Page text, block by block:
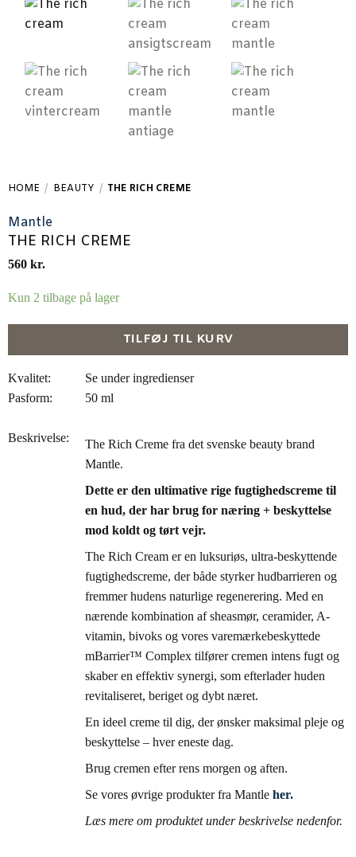
HOME / BEAUTY / THE RICH CREME
Mantle
THE RICH CREME
560 kr.
Kun 2 tilbage på lager
TILFØJ TIL KURV
Kvalitet:
Pasform:
Beskrivelse:
Se under ingredienser
50 ml
The Rich Creme fra det svenske beauty brand
Mantle.
Dette er den ultimative rige fugtighedscreme til
en hud, der har brug for næring + beskyttelse
mod koldt og tørt vejr.
The Rich Cream er en luksuriøs, ultra-beskyttende
fugtighedscreme, der både styrker hudbarrieren og
fremmer hudens naturlige regenerering. Med en
nærende kombination af sheasmør, ceramider, A-
vitamin, bivoks og vores varemærkebeskyttede
mBarrier™ Complex tilfører cremen intens fugt og
skaber en effektiv synergi, som efterlader huden
revitaliseret, beriget og dybt næret.
En ideel creme til dig, der ønsker maksimal pleje og
beskyttelse – hver eneste dag.
Brug cremen efter rens morgen og aften.
Se vores øvrige produkter fra Mantle her.
Læs mere om produktet under beskrivelse nedenfor.